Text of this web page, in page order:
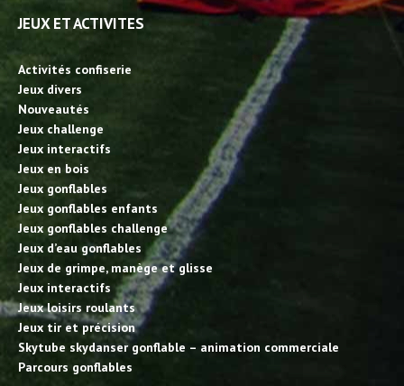
JEUX ET ACTIVITES
Activités confiserie
Jeux divers
Nouveautés
Jeux challenge
Jeux interactifs
Jeux en bois
Jeux gonflables
Jeux gonflables enfants
Jeux gonflables challenge
Jeux d’eau gonflables
Jeux de grimpe, manège et glisse
Jeux interactifs
Jeux loisirs roulants
Jeux tir et précision
Skytube skydanser gonflable – animation commerciale
Parcours gonflables